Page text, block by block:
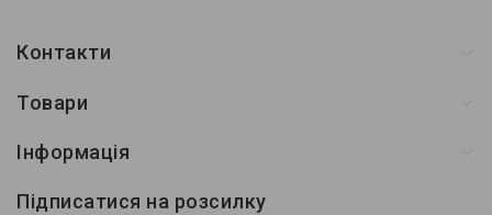
Контакти
Товари
Інформація
Підписатися на розсилку